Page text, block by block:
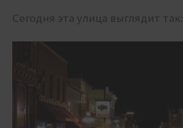
Сегодня эта улица выглядит так: